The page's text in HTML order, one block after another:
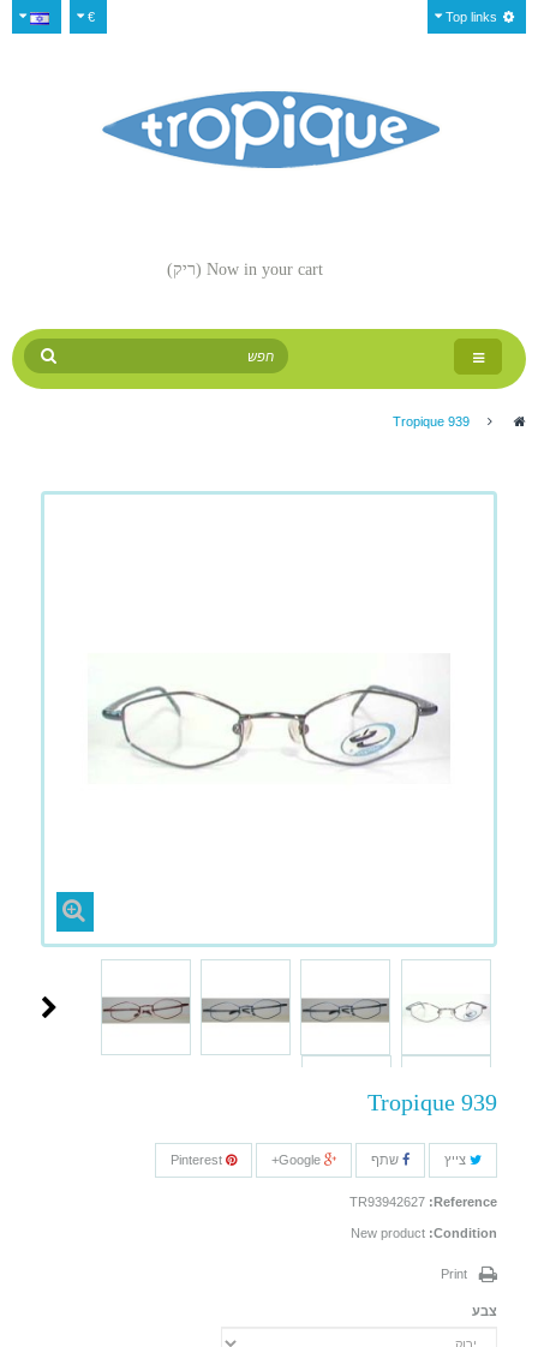
€ Top links
Now in your cart (ריק)
Toggle
navigation
>
Tropique 939
צייץ שתף
Reference:
TR93942627
Condition:
New product
Print
צבע